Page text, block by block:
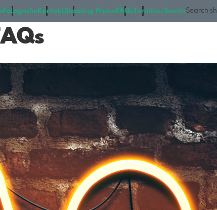
Fotografie KontaktShooting Preise FAQs Termine/Events